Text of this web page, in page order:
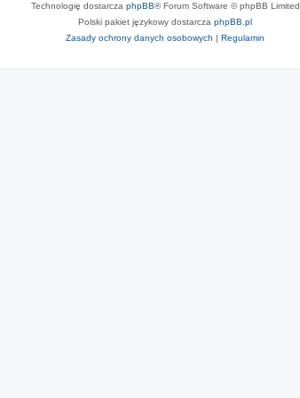
Technologię dostarcza phpBB® Forum Software © phpBB Limited
Polski pakiet językowy dostarcza phpBB.pl
Zasady ochrony danych osobowych | Regulamin